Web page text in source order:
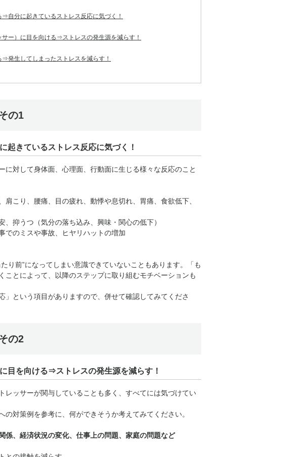
自分に起きているストレス反応に気づく！
ー）に目を向ける⇒ストレスの発生源を減らす！
発生してしまったストレスを減らす！
の1
起きているストレス反応に気づく！
に対して身体面、心理面、行動面に生じる様々な反応のこと
こり、腰痛、目の疲れ、動悸や息切れ、胃痛、食欲低下、
抑うつ（気分の落ち込み、興味・関心の低下）
でのミスや事故、ヒヤリハットの増加
り前”になってしまい意識できていないこともあります。「も
ことによって、以降のステップに取り組むモチベーションも
」という項目がありますので、併せて確認してみてくださ
の2
目を向ける⇒ストレスの発生源を減らす！
レッサーが関与していることも多く、すべてには気づけてい
対策例を参考に、何ができそうか考えてみてください。
、経済状況の変化、仕事上の問題、家庭の問題など